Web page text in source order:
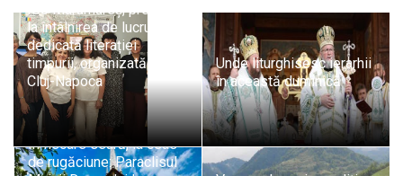
ISJ Maramureș, prezent
la întâlnirea de lucru
dedicată literației
timpurii, organizată la
Cluj-Napoca
Unde liturghisesc ierarhii
în această duminică
În fiecare seară, la ceas
de rugăciune: Paraclisul